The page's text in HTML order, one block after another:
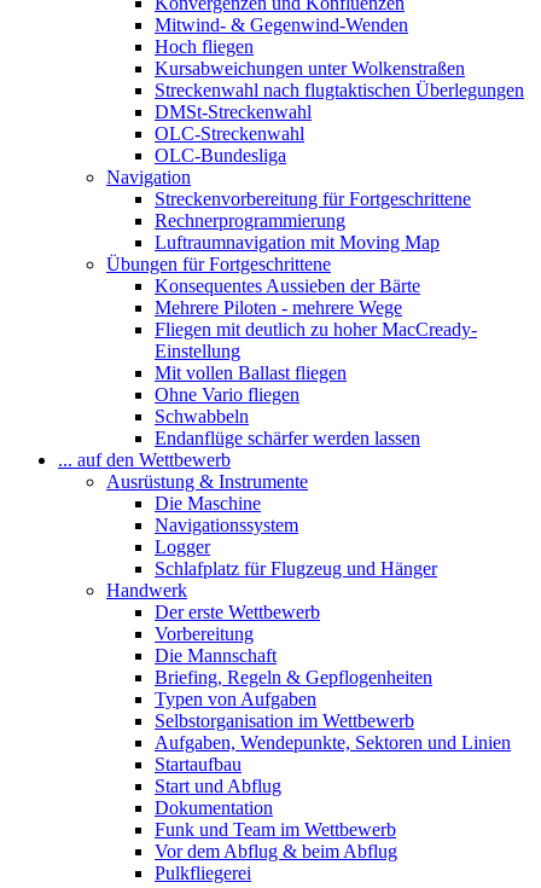
Mitwind- & Gegenwind-Wenden
Hoch fliegen
Kursabweichungen unter Wolkenstraßen
Streckenwahl nach flugtaktischen Überlegungen
DMSt-Streckenwahl
OLC-Streckenwahl
OLC-Bundesliga
Navigation
Streckenvorbereitung für Fortgeschrittene
Rechnerprogrammierung
Luftraumnavigation mit Moving Map
Übungen für Fortgeschrittene
Konsequentes Aussieben der Bärte
Mehrere Piloten - mehrere Wege
Fliegen mit deutlich zu hoher MacCready-
Einstellung
Mit vollen Ballast fliegen
Ohne Vario fliegen
Schwabbeln
Endanflüge schärfer werden lassen
... auf den Wettbewerb
Ausrüstung & Instrumente
Die Maschine
Navigationssystem
Logger
Schlafplatz für Flugzeug und Hänger
Handwerk
Der erste Wettbewerb
Vorbereitung
Die Mannschaft
Briefing, Regeln & Gepflogenheiten
Typen von Aufgaben
Selbstorganisation im Wettbewerb
Aufgaben, Wendepunkte, Sektoren und Linien
Startaufbau
Start und Abflug
Dokumentation
Funk und Team im Wettbewerb
Vor dem Abflug & beim Abflug
Pulkfliegerei